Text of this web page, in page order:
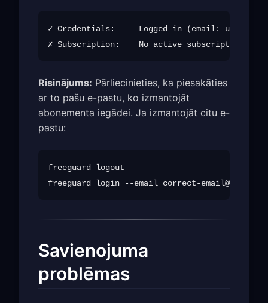
✓ Credentials:     Logged in (email:
Risinājums: Pārliecinieties, ka piesakāties
ar to pašu e-pastu, ko izmantojāt
abonementa iegādei. Ja izmantojāt citu e-
pastu:
freeguard logout
freeguard login --email correct-
Savienojuma
problēmas